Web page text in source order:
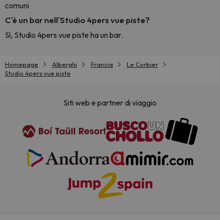
comuni
C'è un bar nell'Studio 4pers vue piste?
Sì, Studio 4pers vue piste ha un bar.
Homepage Alberghi Francia
Le Corbier
Studio 4pers vue piste
Siti web e partner di viaggio